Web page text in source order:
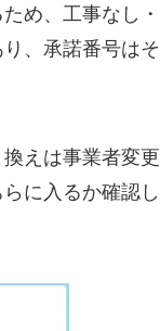
め、工事なし・
、承諾番号はそ
えは事業者変更
に入るか確認し